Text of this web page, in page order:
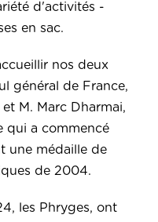
d'activités -
en sac.
nos deux
général de France,
M. Marc Dharmai,
qui a commencé
une médaille de
de 2004.
les Phryges, ont